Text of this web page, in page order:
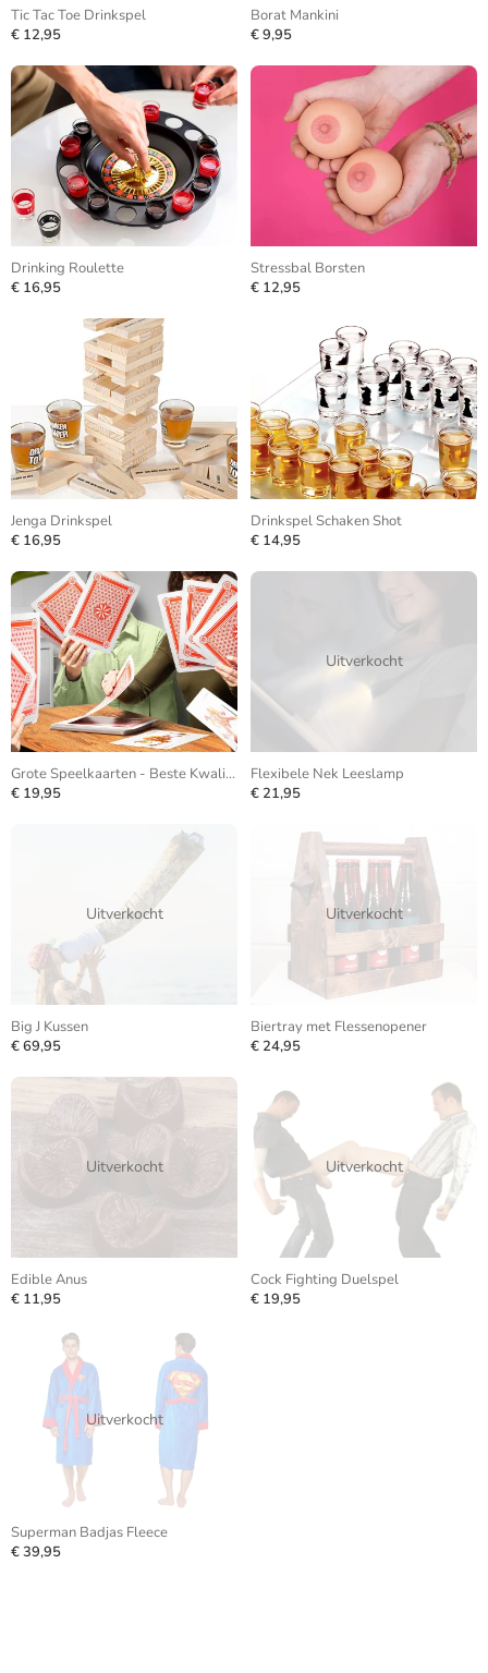
Tic Tac Toe Drinkspel
€ 12,95
Borat Mankini
€ 9,95
Drinking Roulette
€ 16,95
Stressbal Borsten
€ 12,95
Jenga Drinkspel
€ 16,95
Drinkspel Schaken Shot
€ 14,95
Grote Speelkaarten - Beste Kwaliteit
€ 19,95
Uitverkocht
Flexibele Nek Leeslamp
€ 21,95
Uitverkocht
Big J Kussen
€ 69,95
Uitverkocht
Biertray met Flessenopener
€ 24,95
Uitverkocht
Edible Anus
€ 11,95
Uitverkocht
Cock Fighting Duelspel
€ 19,95
Uitverkocht
Superman Badjas Fleece
€ 39,95